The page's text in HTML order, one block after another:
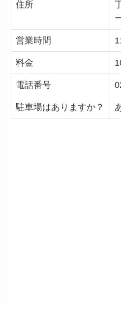
住所
営業時間
料金
電話番号
駐車場はありますか？